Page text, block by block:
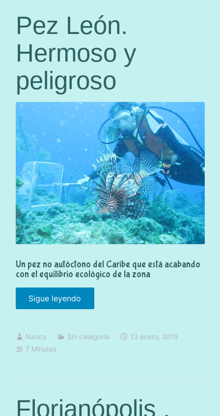
Pez León.
Hermoso y
peligroso
Un pez no autòctono del Caribe que està acabando
con el equilibrio ecològico de la zona
Sigue leyendo
P
z
ó
.
Nancy Sin categoría
13 enero, 2019
7 Minutes
Florianópolis .